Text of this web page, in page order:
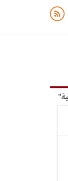
أمين الإدارة